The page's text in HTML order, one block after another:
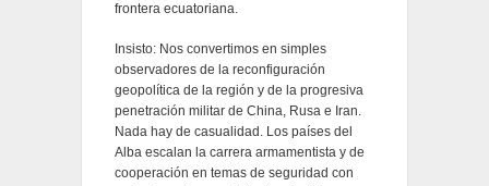
frontera ecuatoriana.
Insisto: Nos convertimos en simples
observadores de la reconfiguración
geopolítica de la región y de la progresiva
penetración militar de China, Rusa e Iran.
Nada hay de casualidad. Los países del
Alba escalan la carrera armamentista y de
cooperación en temas de seguridad con